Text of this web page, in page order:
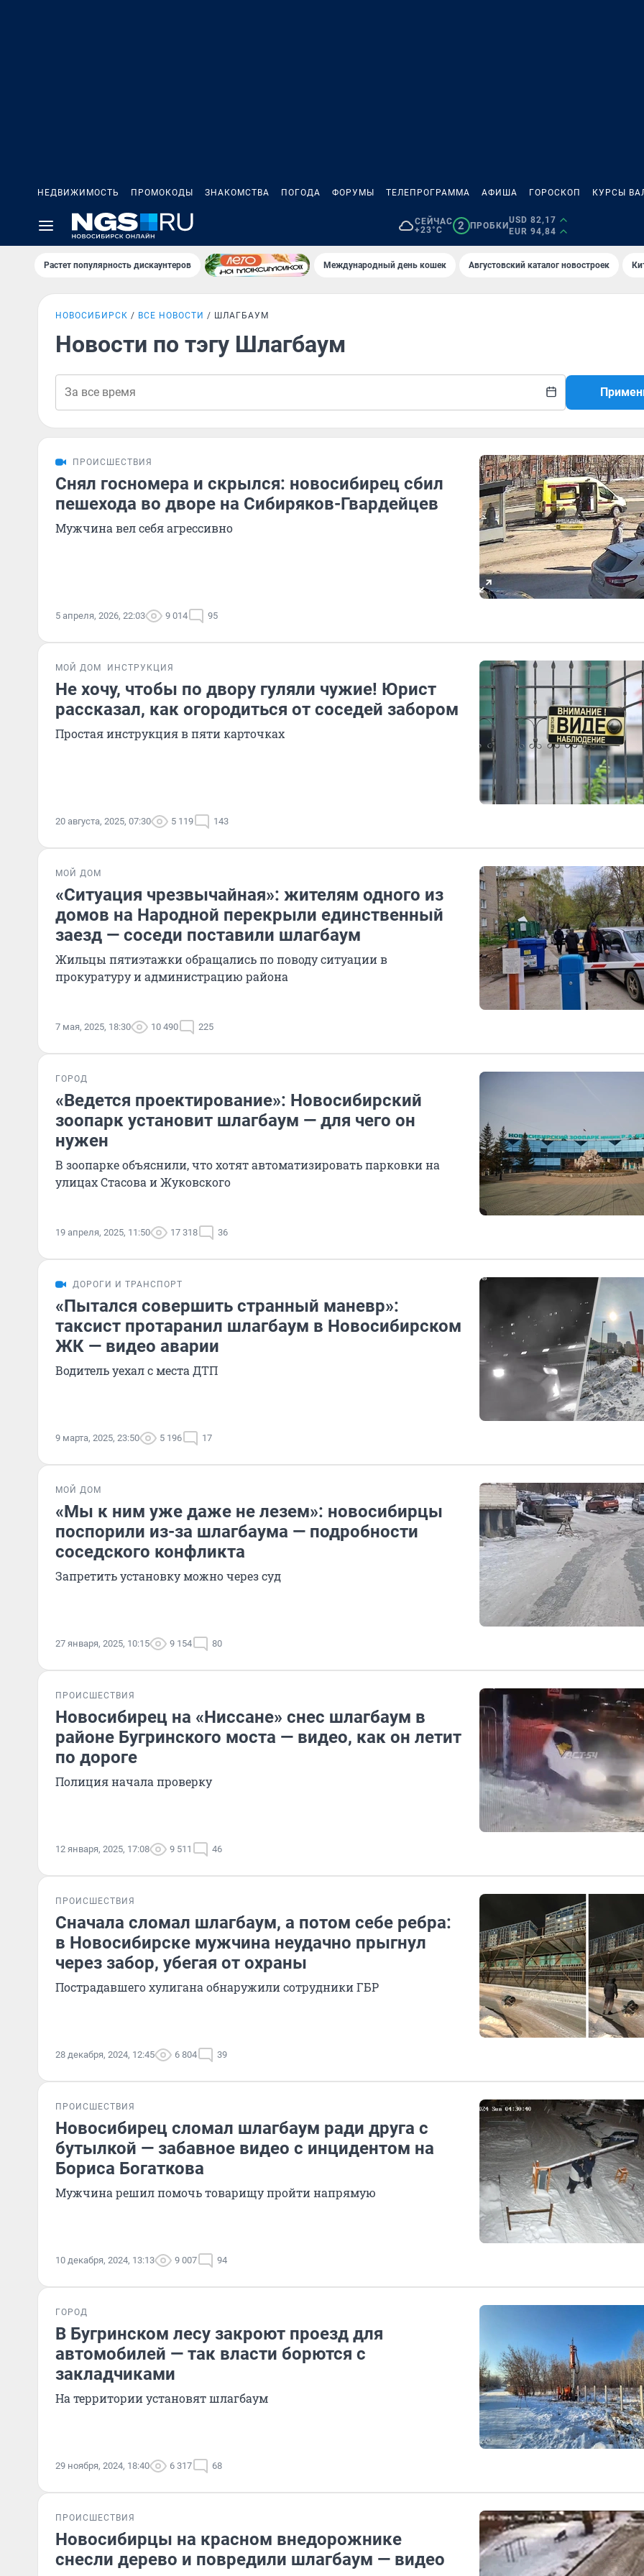
НЕДВИЖИМОСТЬ ПРОМОКОДЫ ЗНАКОМСТВА ПОГОДА ФОРУМЫ ТЕЛЕПРОГРАММА АФИША ГОРОСКОП КУРСЫ
СЕЙЧАС
+23°C
2 ПРОБКИ
USD 82,17
EUR 94,84
Растет популярность дискаунтеров Международный день кошек Августовский каталог новостроек
НОВОСИБИРСК ВСЕ НОВОСТИ ШЛАГБАУМ
Новости по тэгу Шлагбаум
ПРОИСШЕСТВИЯ
Снял госномера и скрылся: новосибирец сбил
пешехода во дворе на Сибиряков-Гвардейцев
Мужчина вел себя агрессивно
5 апреля, 2026, 22:03 9 014 95
МОЙ ДОМ ИНСТРУКЦИЯ
Не хочу, чтобы по двору гуляли чужие! Юрист
рассказал, как огородиться от соседей забором
Простая инструкция в пяти карточках
20 августа, 2025, 07:30 5 119 143
МОЙ ДОМ
«Ситуация чрезвычайная»: жителям одного из
домов на Народной перекрыли единственный
заезд — соседи поставили шлагбаум
Жильцы пятиэтажки обращались по поводу ситуации в
прокуратуру и администрацию района
7 мая, 2025, 18:30 10 490 225
ГОРОД
«Ведется проектирование»: Новосибирский
зоопарк установит шлагбаум — для чего он
нужен
В зоопарке объяснили, что хотят автоматизировать парковки на
улицах Стасова и Жуковского
19 апреля, 2025, 11:50 17 318 36
ДОРОГИ И ТРАНСПОРТ
«Пытался совершить странный маневр»:
таксист протаранил шлагбаум в Новосибирском
ЖК — видео аварии
Водитель уехал с места ДТП
9 марта, 2025, 23:50 5 196 17
МОЙ ДОМ
«Мы к ним уже даже не лезем»: новосибирцы
поспорили из-за шлагбаума — подробности
соседского конфликта
Запретить установку можно через суд
27 января, 2025, 10:15 9 154 80
ПРОИСШЕСТВИЯ
Новосибирец на «Ниссане» снес шлагбаум в
районе Бугринского моста — видео, как он летит
по дороге
Полиция начала проверку
12 января, 2025, 17:08 9 511 46
ПРОИСШЕСТВИЯ
Сначала сломал шлагбаум, а потом себе ребра:
в Новосибирске мужчина неудачно прыгнул
через забор, убегая от охраны
Пострадавшего хулигана обнаружили сотрудники ГБР
28 декабря, 2024, 12:45 6 804 39
ПРОИСШЕСТВИЯ
Новосибирец сломал шлагбаум ради друга с
бутылкой — забавное видео с инцидентом на
Бориса Богаткова
Мужчина решил помочь товарищу пройти напрямую
10 декабря, 2024, 13:13 9 007 94
ГОРОД
В Бугринском лесу закроют проезд для
автомобилей — так власти борются с
закладчиками
На территории установят шлагбаум
29 ноября, 2024, 18:40 6 317 68
ПРОИСШЕСТВИЯ
Новосибирцы на красном внедорожнике
снесли дерево и повредили шлагбаум — видео